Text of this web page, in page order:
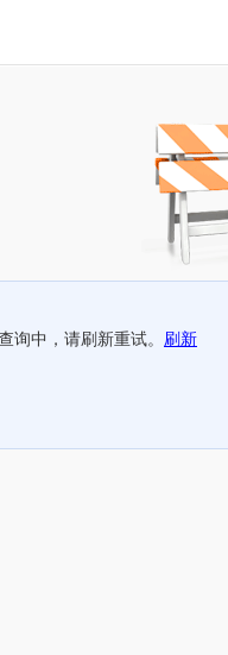
询中，请刷新重试。 刷新